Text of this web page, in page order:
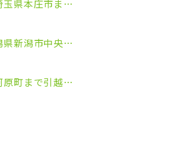
東京都八王子市⇒埼玉県本庄市まで清涼飲料水を配送させていただきました
川崎市川崎区⇒新潟県新潟市中央区まで事務机&事務用品を配送させていただきました
横浜市鶴見区⇒湯河原町まで引越しのお手伝いをさせていただきました